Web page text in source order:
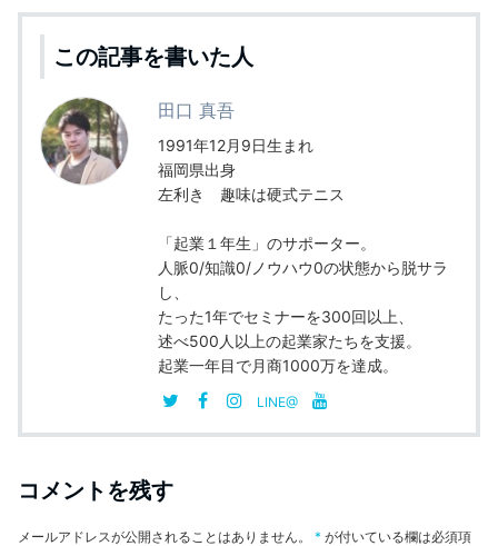
e
b
o
o
k
er l
この記事を書いた人
田口 真吾
1991年12月9日生まれ
福岡県出身
左利き 趣味は硬式テニス
「起業１年生」のサポーター。
人脈0/知識0/ノウハウ0の状態から脱サラ
し、
たった1年でセミナーを300回以上、
述べ500人以上の起業家たちを支援。
起業一年目で月商1000万を達成。
LINE@
コメントを残す
メールアドレスが公開されることはありません。 * が付いている欄は必須項